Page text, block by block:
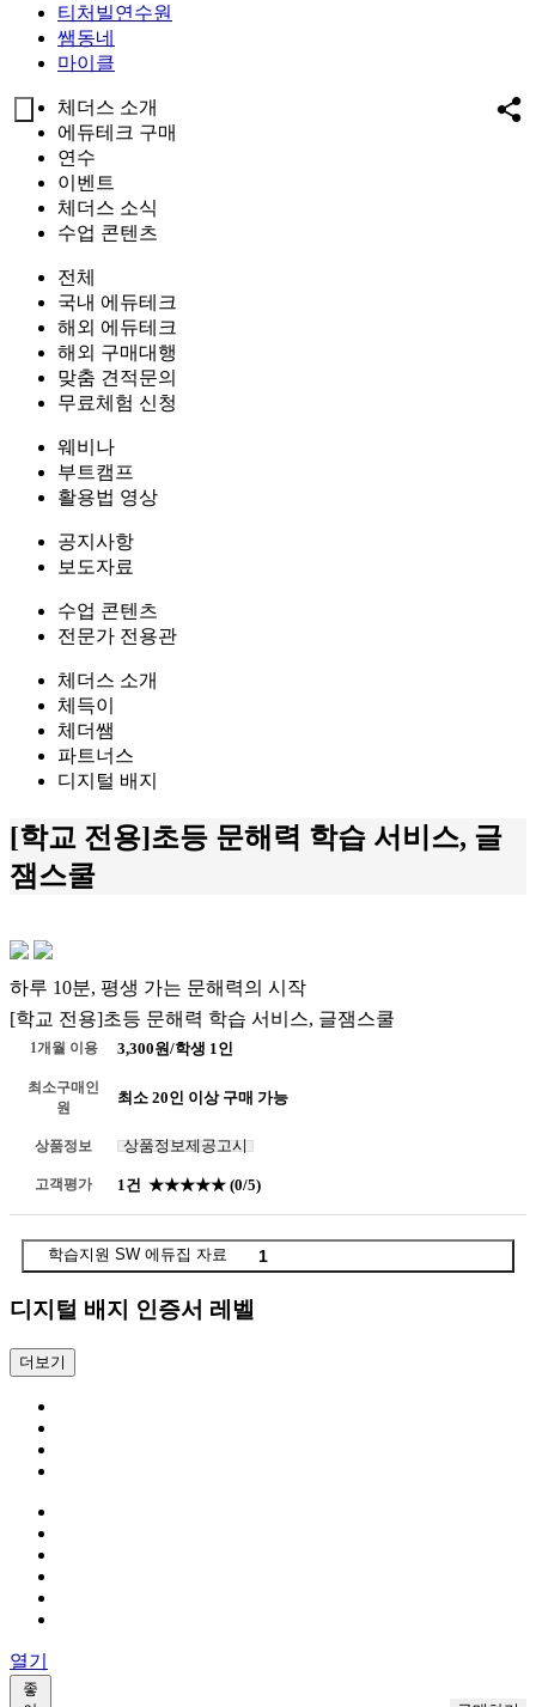
티처빌연수원
쌤동네
마이클
체더스 소개
에듀테크 구매
연수
이벤트
체더스 소식
수업 콘텐츠
전체
국내 에듀테크
해외 에듀테크
해외 구매대행
맞춤 견적문의
무료체험 신청
웨비나
부트캠프
활용법 영상
공지사항
보도자료
수업 콘텐츠
전문가 전용관
체더스 소개
체득이
체더쌤
파트너스
디지털 배지
[학교 전용]초등 문해력 학습 서비스, 글
잼스쿨
하루 10분, 평생 가는 문해력의 시작
[학교 전용]초등 문해력 학습 서비스, 글잼스쿨
1개월 이용 3,300원/학생 1인
최소구매인
원
최소 20인 이상 구매 가능
상품정보 상품정보제공고시
고객평가 1건 ★★★★★ (0/5)
학습지원 SW 에듀집 자료 1
디지털 배지 인증서 레벨
더보기
열기
좋